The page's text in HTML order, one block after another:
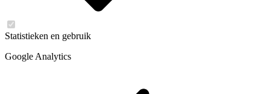
Statistieken en gebruik
Google Analytics